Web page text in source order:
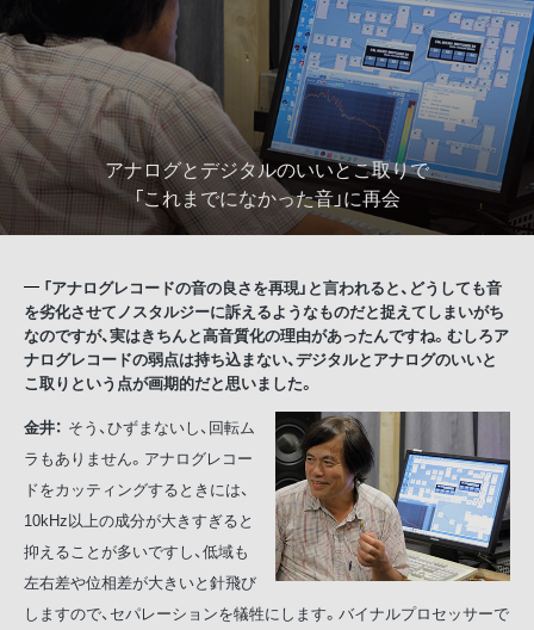
アナログとデジタルのいいとこ取りで
「これまでになかった音」に再会
「アナログレコードの音の良さを再現」と言われると、どうしても音
を劣化させてノスタルジーに訴えるようなものだと捉えてしまいがち
なのですが、実はきちんと高音質化の理由があったんですね。むしろア
ナログレコードの弱点は持ち込まない、デジタルとアナログのいいと
こ取りという点が画期的だと思いました。
金井： そう、ひずまないし、回転ム
ラもありません。アナログレコー
ドをカッティングするときには、
10kHz以上の成分が大きすぎると
抑えることが多いですし、低域も
左右差や位相差が大きいと針飛び
しますので、セパレーションを犠牲にします。バイナルプロセッサーで